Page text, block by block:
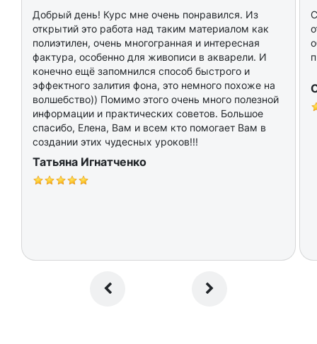
Добрый день! Курс мне очень понравился. Из
открытий это работа над таким материалом как
полиэтилен, очень многогранная и интересная
фактура, особенно для живописи в акварели. И
конечно ещё запомнился способ быстрого и
эффектного залития фона, это немного похоже на
волшебство)) Помимо этого очень много полезной
информации и практических советов. Большое
спасибо, Елена, Вам и всем кто помогает Вам в
создании этих чудесных уроков!!!
Татьяна Игнатченко